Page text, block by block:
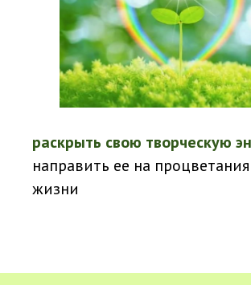
раскрыть свою творческую
направить ее на
жизни